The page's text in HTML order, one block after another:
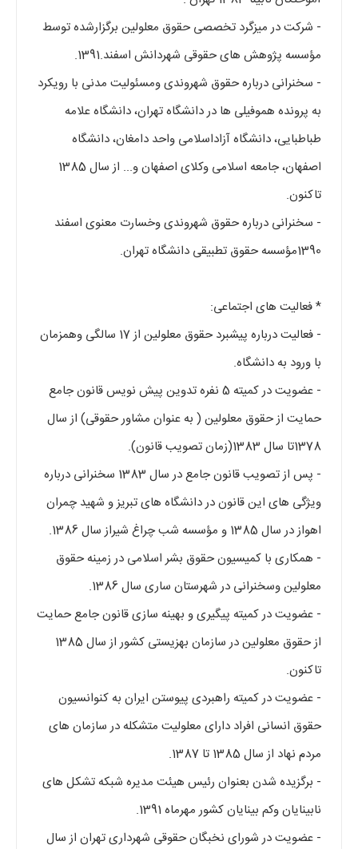
- شرکت در میزگرد تخصصی حقوق معلولین برگزارشده توسط
مؤسسه پژوهش های حقوقی شهردانش اسفند.1391.
- سخنرانی درباره حقوق شهروندی ومسئولیت مدنی با رویکرد
به پرونده هموفیلی ها در دانشگاه تهران، دانشگاه علامه
طباطبایی، دانشگاه آزاداسلامی واحد دامغان، دانشگاه
اصفهان، جامعه اسلامی وکلای اصفهان و... از سال 1385
تاکنون.
- سخنرانی درباره حقوق شهروندی وخسارت معنوی اسفند
1390مؤسسه حقوق تطبیقی دانشگاه تهران.
* فعالیت های اجتماعی:
- فعالیت درباره پیشبرد حقوق معلولین از 17 سالگی وهمزمان
با ورود به دانشگاه.
- عضویت در کمیته 5 نفره تدوین پیش نویس قانون جامع
حمایت از حقوق معلولین ( به عنوان مشاور حقوقی) از سال
1378تا سال 1383(زمان تصویب قانون).
- پس از تصویب قانون جامع در سال 1383 سخنرانی درباره
ویژگی های این قانون در دانشگاه های تبریز و شهید چمران
اهواز در سال 1385 و مؤسسه شب چراغ شیراز سال 1386.
- همکاری با کمیسیون حقوق بشر اسلامی در زمینه حقوق
معلولین وسخنرانی در شهرستان ساری سال 1386.
- عضویت در کمیته پیگیری و بهینه سازی قانون جامع حمایت
از حقوق معلولین در سازمان بهزیستی کشور از سال 1385
تاکنون.
- عضویت در کمیته راهبردی پیوستن ایران به کنوانسیون
حقوق انسانی افراد دارای معلولیت متشکله در سازمان های
مردم نهاد از سال 1385 تا 1387.
- برگزیده شدن بعنوان رئیس هیئت مدیره شبکه تشکل های
نابینایان وکم بینایان کشور مهرماه 1391.
- عضویت در شورای نخبگان حقوقی شهرداری تهران از سال